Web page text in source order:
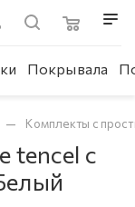
Покрывала
— Комплекты с
tencel с